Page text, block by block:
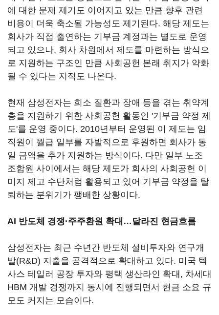
에 대한 문제 제기도 이어지고 있는 만큼 향후 관련
비용이 더욱 축소될 가능성도 제기된다. 해당 제도는
회사가 직접 출연하는 기부금 계정과는 별도로 운영
되고 있으나, 회사 차원에서 제도를 마련하는 방식으
로 지원하는 구조인 만큼 사회공헌 본래 취지가 약화
될 수 있다는 지적도 나온다.
현재 삼성전자는 희소 질환과 장애 등을 겪는 취약계
층을 지원하기 위한 사회공헌 활동인 '기부금 약정 제
도'를 운영 중이다. 2010년부터 운영된 이 제도는 임
직원이 월급 일부를 자발적으로 후원하면 회사가 동
일 금액을 추가 지원하는 방식이다. 다만 일부 노조
조합원 사이에서는 해당 제도가 회사의 사회공헌 이
미지 제고 수단처럼 활용되고 있어 기부금 약정을 탈
퇴하는 분위기가 팽배한 상황이다.
AI 반도체 경쟁·주주환원 확대…달라진 현금흐름
삼성전자는 최근 수년간 반도체 설비투자와 연구개
발(R&D) 지출을 공격적으로 확대하고 있다. 미국 텍
사스 테일러 공장 투자와 평택 생산라인 확대, 차세대
HBM 개발 경쟁까지 동시에 진행되면서 현금 소요 규
모도 커지는 모습이다.